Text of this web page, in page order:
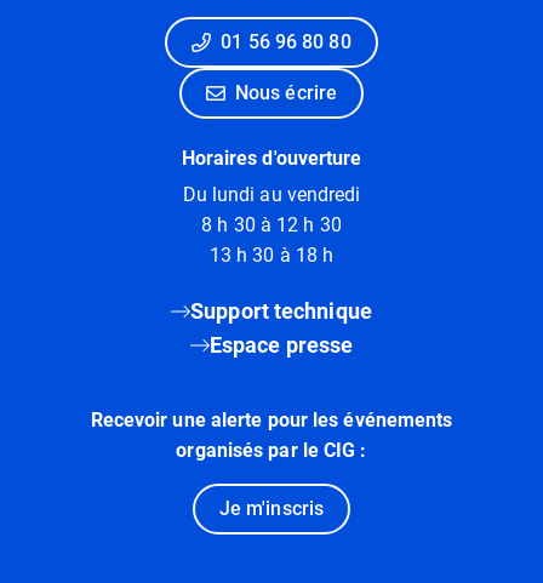
01 56 96 80 80
Nous écrire
Horaires d'ouverture
Du lundi au vendredi
8 h 30 à 12 h 30
13 h 30 à 18 h
Support technique
Espace presse
Recevoir une alerte pour les événements
organisés par le CIG :
Je m'inscris